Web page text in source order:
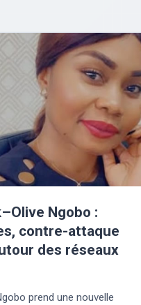
Ngobo :
contre-attaque
des réseaux
prend une nouvelle